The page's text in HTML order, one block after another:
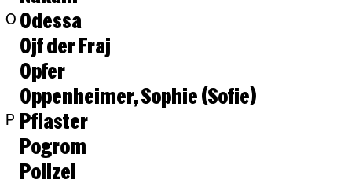
O Odessa
Ojf der Fraj
Opfer
Oppenheimer, Sophie (Sofie)
P Pflaster
Pogrom
Polizei